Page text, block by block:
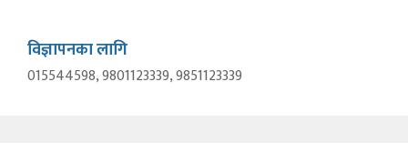
विज्ञापनका लागि
015544598, 9801123339, 9851123339